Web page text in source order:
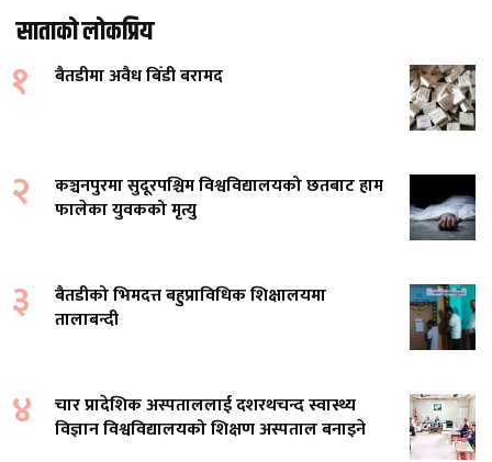
साताको लोकप्रिय
१ बैतडीमा अवैध बिँडी बरामद
२
कञ्चनपुरमा सुदूरपश्चिम विश्वविद्यालयको छतबाट हाम
फालेका युवकको मृत्यु
३
बैतडीको भिमदत्त बहुप्राविधिक शिक्षालयमा
तालाबन्दी
४
चार प्रादेशिक अस्पताललाई दशरथचन्द स्वास्थ्य
विज्ञान विश्वविद्यालयको शिक्षण अस्पताल बनाइने